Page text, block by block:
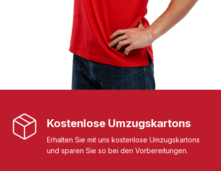
Kostenlose Umzugskartons
Erhalten Sie mit uns kostenlose Umzugskartons
und sparen Sie so bei den Vorbereitungen.